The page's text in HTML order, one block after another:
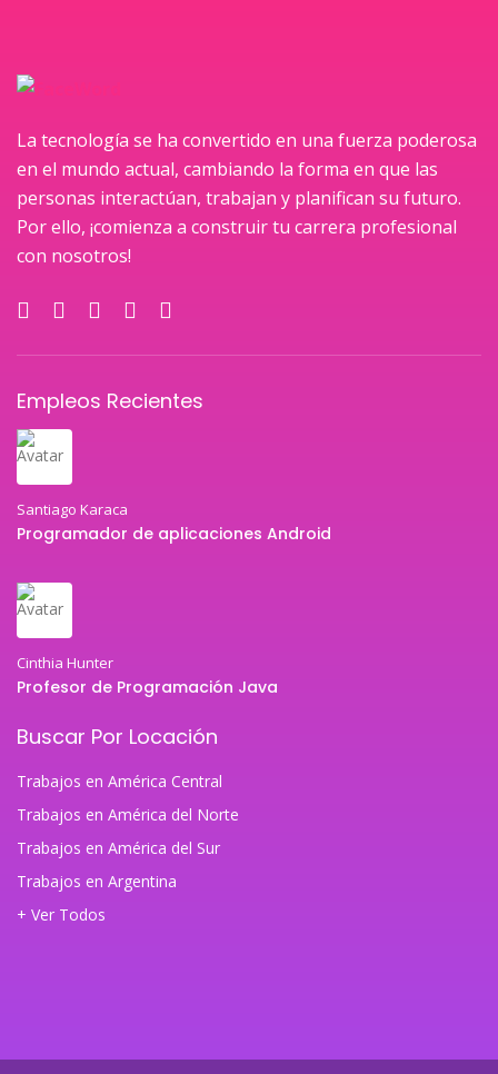
La tecnología se ha convertido en una fuerza poderosa
en el mundo actual, cambiando la forma en que las
personas interactúan, trabajan y planifican su futuro.
Por ello, ¡comienza a construir tu carrera profesional
con nosotros!
Empleos Recientes
Santiago Karaca
Programador de aplicaciones Android
Cinthia Hunter
Profesor de Programación Java
Buscar Por Locación
Trabajos en América Central
Trabajos en América del Norte
Trabajos en América del Sur
Trabajos en Argentina
+ Ver Todos